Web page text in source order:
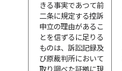
きる事実であつて前
二条に規定する控訴
申立の理由があるこ
とを信ずるに足りる
ものは、訴訟記録及
び原裁判所において
取り調べた証拠に現